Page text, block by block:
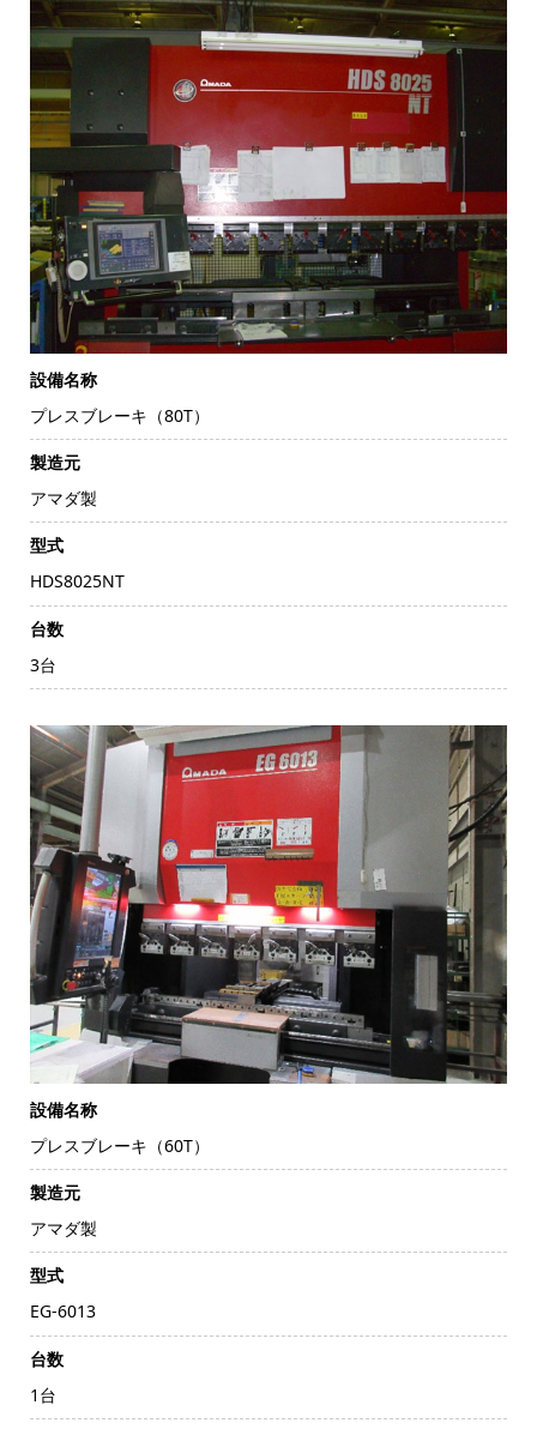
設備名称
プレスブレーキ（80T）
製造元
アマダ製
型式
HDS8025NT
台数
3台
設備名称
プレスブレーキ（60T）
製造元
アマダ製
型式
EG-6013
台数
1台